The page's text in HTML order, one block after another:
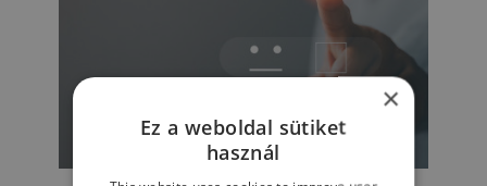
ÉLET & PSZICHOLÓGIA
×
Ez a weboldal sütiket
használ